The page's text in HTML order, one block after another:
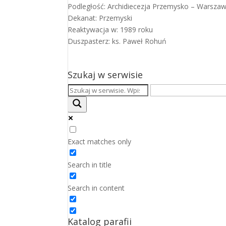
Podległość: Archidiecezja Przemysko –
Dekanat: Przemyski
Reaktywacja w: 1989 roku
Duszpasterz: ks. Paweł Rohuń
Szukaj w serwisie
Exact matches only
Search in title
Search in content
Katalog parafii